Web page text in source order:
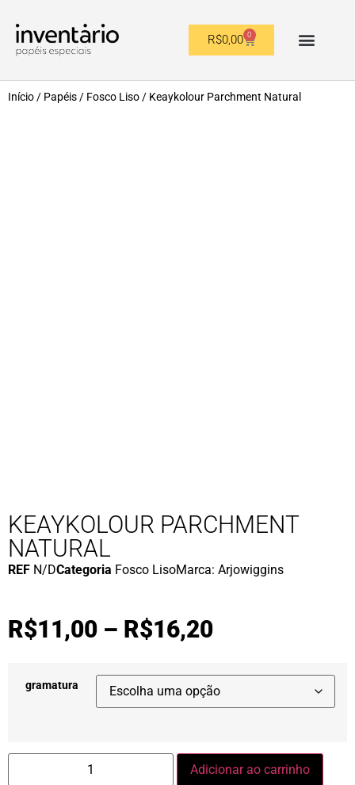
R$0,00 0
Início / Papéis / Fosco Liso / Keaykolour Parchment Natural
KEAYKOLOUR PARCHMENT
NATURAL
REF N/DCategoria Fosco LisoMarca: Arjowiggins
R$11,00 – R$16,20
gramatura
Adicionar ao carrinho